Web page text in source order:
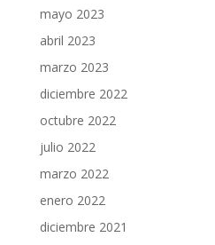
mayo 2023
abril 2023
marzo 2023
diciembre 2022
octubre 2022
julio 2022
marzo 2022
enero 2022
diciembre 2021